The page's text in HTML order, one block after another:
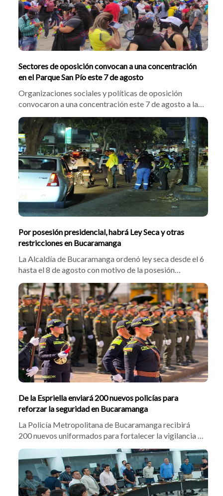
Sectores de oposición convocan a una concentración
en el Parque San Pío este 7 de agosto
Organizaciones sociales y políticas de oposición
convocaron a una concentración este 7 de agosto a las
3:00 p.m. en el Parque San Pío de Bucaramanga. Pese a
que no habrá marchas, residentes de Cabecera temen
afectaciones comerciales, mientras la Fuerza Pública
reforzó la vigilancia.
Por posesión presidencial, habrá Ley Seca y otras
restricciones en Bucaramanga
La Alcaldía de Bucaramanga ordenó ley seca desde el 6
hasta el 8 de agosto con motivo de la posesión
presidencial. La norma restringió el transporte de
escombros, mudanzas y cilindros de gas, prohibiendo
además el uso de drones cerca de sedes
gubernamentales.
De la Espriella enviará 200 nuevos policías para
reforzar la seguridad en Bucaramanga
La Policía Metropolitana de Bucaramanga recibirá
200 nuevos uniformados para fortalecer la vigilancia y
combatir la delincuencia en la ciudad. El alcalde
Cristian Portilla confirmó el despliegue tras gestiones
con el presidente electo Abelardo De la Espriella,
enfocando los operativos en sectores críticos frente al
hurto y el homicidio.